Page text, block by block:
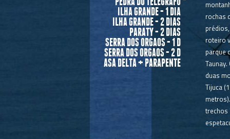
ILHA GRANDE - 1 DIA
ILHA GRANDE - 2 DIAS
PARATY - 2 DIAS
SERRA DOS ORGAOS - 1 D
SERRA DOS ORGAOS - 2 D
ASA DELTA + PARAPENTE
rochas
roteiro
parque
duas
Tijuca
trechos